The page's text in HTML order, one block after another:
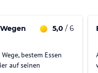
5,0 / 6
bestem Essen
auf seinen